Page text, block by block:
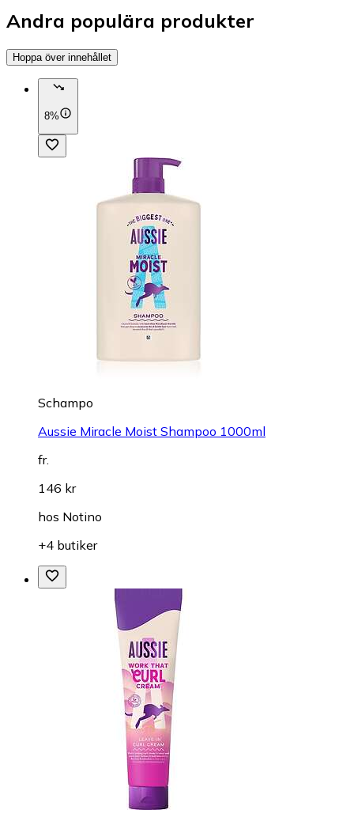
Andra populära produkter
Hoppa över innehållet
8%
Schampo
Aussie Miracle Moist Shampoo 1000ml
fr.
146 kr
hos Notino
+4 butiker